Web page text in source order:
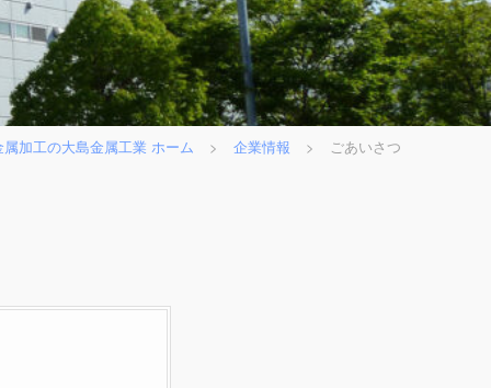
属加工の大島金属工業 ホーム > 企業情報 > ごあいさつ